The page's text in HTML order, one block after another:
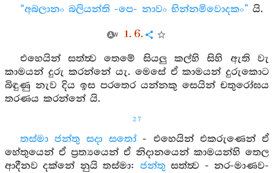
“අබලානං බලියන්ති -පෙ- නාවං භින්නමිවොදකං” යි.
1. 6.
එහෙයින් සත්ත්‍ව තෙමේ සියලු කල්හි සිහි ඇති වැ
කාමයන් දුරු කරන්නේ යැ. මෙසේ ඒ කාමයන් දුරුකොට
බිඳුණු නැව දිය ඉස පරතෙර යන්නකු සෙයින් චතුරෝඝය
තරණය කරන්නේ යි.
27
තස්මා ජන්තු සදා සතෝ- එහෙයින් එකරුණෙන් ඒ
හේතුයෙන් ඒ ප්‍රත්‍යයෙන් ඒ නිදානයෙන් කාමයන්හි තෙල
ආදීනව දක්නේ නුයි තස්මා: ජන්තු සත්ත්‍ව - නර-මාණව-